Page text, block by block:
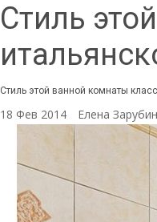
Стиль
Стиль этой ванной комнаты
18 Фев 2014 Елена